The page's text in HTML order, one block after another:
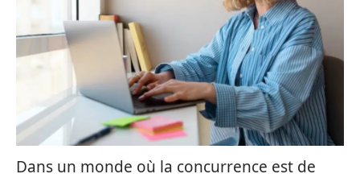
Dans un monde où la concurrence est de